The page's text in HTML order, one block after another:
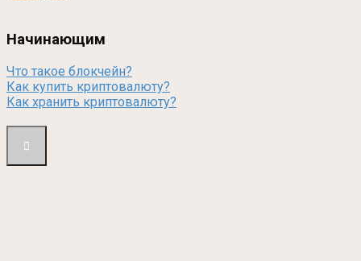
Начинающим
Что такое блокчейн?
Как купить криптовалюту?
Как хранить криптовалюту?